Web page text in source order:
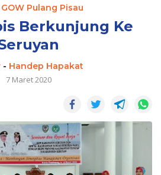
Pulang Pisau
Berkunjung Ke
- Handep Hapakat
7 Maret 2020